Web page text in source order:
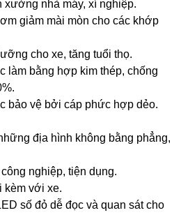
xưởng nhà máy, xí nghiệp.
giảm mài mòn cho các khớp
cho xe, tăng tuổi thọ.
làm bằng hợp kim thép, chống
bảo vệ bởi cáp phức hợp dẻo.
địa hình không bằng phẳng,
nghiệp, tiện dụng.
kèm với xe.
số đỏ dễ đọc và quan sát cho